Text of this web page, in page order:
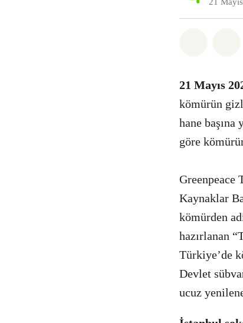
21 Mayıs
kömürün
hane
göre
Greenpeace
Kaynaklar
kömürden
hazırlanan
Türkiye’de
Devlet
ucuz